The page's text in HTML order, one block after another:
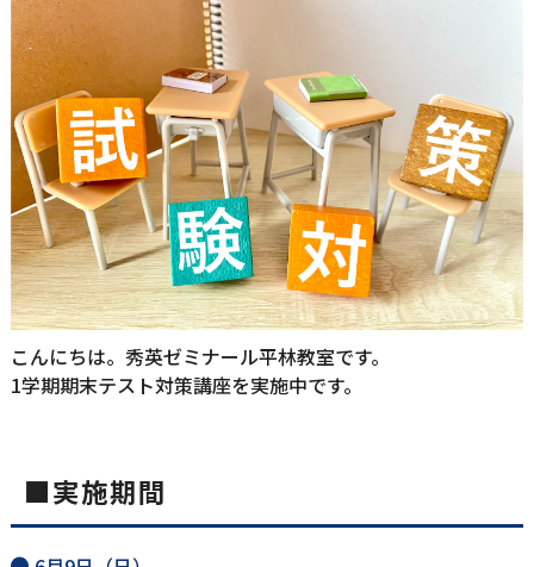
こんにちは。秀英ゼミナール平林教室です。
1学期期末テスト対策講座を実施中です。
■実施期間